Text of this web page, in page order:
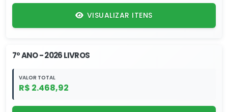
VISUALIZAR ITENS
7º ANO - 2026 LIVROS
VALOR TOTAL
R$ 2.468,92